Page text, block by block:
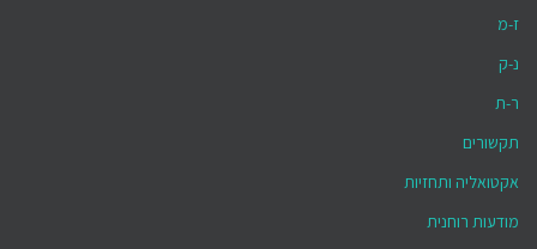
ז-מ
נ-ק
ר-ת
תקשורים
אקטואליה ותחזיות
מודעות רוחנית